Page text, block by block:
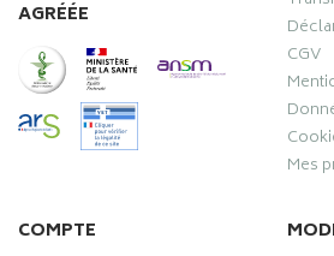
AGRÉÉE
CGV
Mes
COMPTE